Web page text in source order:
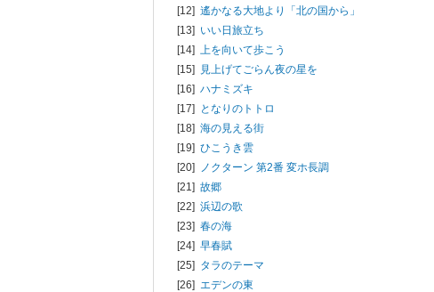
[12] 遙かなる大地より「北の国から」
[13] いい日旅立ち
[14] 上を向いて歩こう
[15] 見上げてごらん夜の星を
[16] ハナミズキ
[17] となりのトトロ
[18] 海の見える街
[19] ひこうき雲
[20] ノクターン 第2番 変ホ長調
[21] 故郷
[22] 浜辺の歌
[23] 春の海
[24] 早春賦
[25] タラのテーマ
[26] エデンの東